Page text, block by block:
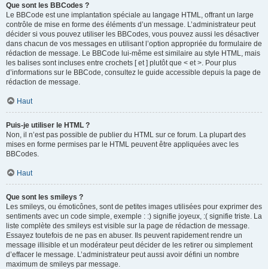
Que sont les BBCodes ?
Le BBCode est une implantation spéciale au langage HTML, offrant un large
contrôle de mise en forme des éléments d’un message. L’administrateur peut
décider si vous pouvez utiliser les BBCodes, vous pouvez aussi les désactiver
dans chacun de vos messages en utilisant l’option appropriée du formulaire de
rédaction de message. Le BBCode lui-même est similaire au style HTML, mais
les balises sont incluses entre crochets [ et ] plutôt que < et >. Pour plus
d’informations sur le BBCode, consultez le guide accessible depuis la page de
rédaction de message.
Haut
Puis-je utiliser le HTML ?
Non, il n’est pas possible de publier du HTML sur ce forum. La plupart des
mises en forme permises par le HTML peuvent être appliquées avec les
BBCodes.
Haut
Que sont les smileys ?
Les smileys, ou émoticônes, sont de petites images utilisées pour exprimer des
sentiments avec un code simple, exemple : :) signifie joyeux, :( signifie triste. La
liste complète des smileys est visible sur la page de rédaction de message.
Essayez toutefois de ne pas en abuser. Ils peuvent rapidement rendre un
message illisible et un modérateur peut décider de les retirer ou simplement
d’effacer le message. L’administrateur peut aussi avoir défini un nombre
maximum de smileys par message.